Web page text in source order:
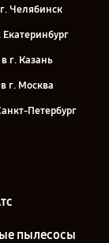
Челябинск
г. Казань
г. Москва
Петербург
пылесосы